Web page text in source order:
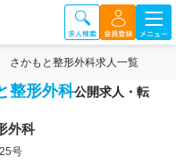
さかもと整形外科求人一覧
整形外科公開求人・転
外科
号